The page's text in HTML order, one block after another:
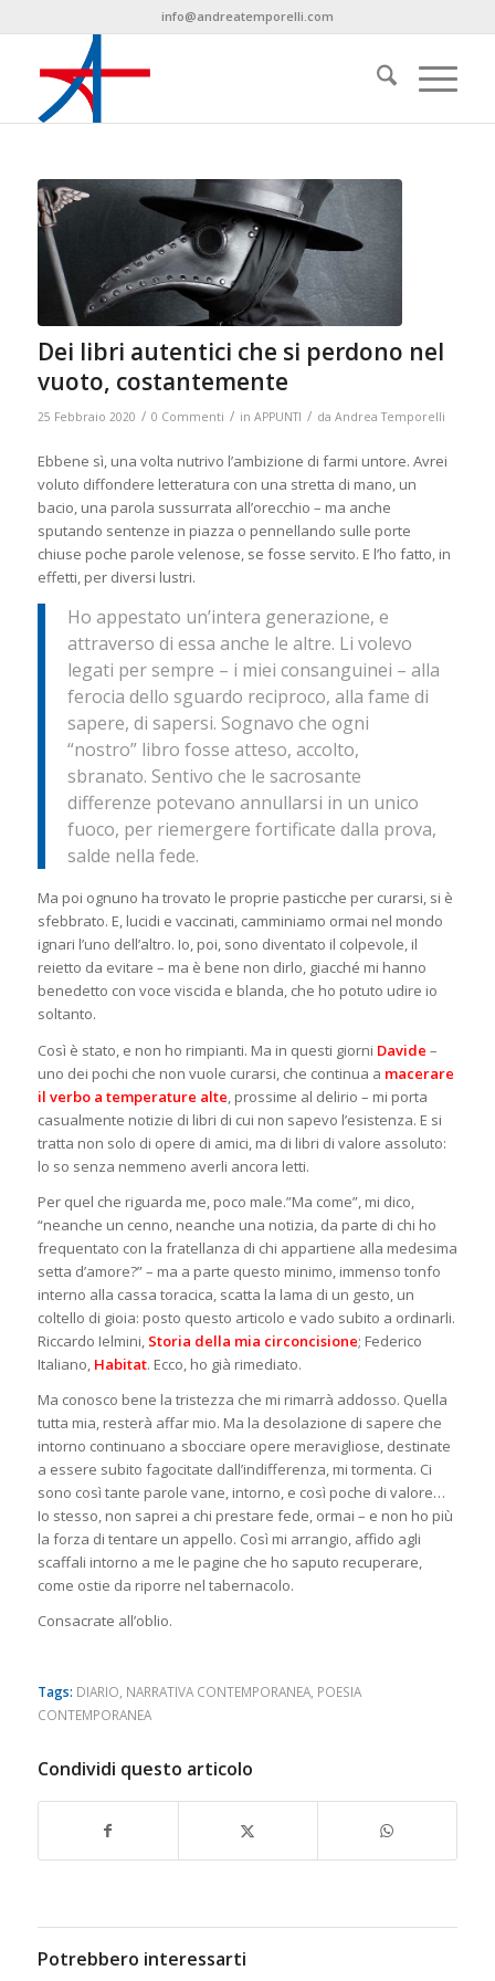
info@andreatemporelli.com
Dei libri autentici che si perdono nel
vuoto, costantemente
25 Febbraio 2020 / 0 Commenti / in APPUNTI / da Andrea Temporelli
Ebbene sì, una volta nutrivo l’ambizione di farmi untore. Avrei
voluto diffondere letteratura con una stretta di mano, un
bacio, una parola sussurrata all’orecchio – ma anche
sputando sentenze in piazza o pennellando sulle porte
chiuse poche parole velenose, se fosse servito. E l’ho fatto, in
effetti, per diversi lustri.
Ho appestato un’intera generazione, e
attraverso di essa anche le altre. Li volevo
legati per sempre – i miei consanguinei – alla
ferocia dello sguardo reciproco, alla fame di
sapere, di sapersi. Sognavo che ogni
“nostro” libro fosse atteso, accolto,
sbranato. Sentivo che le sacrosante
differenze potevano annullarsi in un unico
fuoco, per riemergere fortificate dalla prova,
salde nella fede.
Ma poi ognuno ha trovato le proprie pasticche per curarsi, si è
sfebbrato. E, lucidi e vaccinati, camminiamo ormai nel mondo
ignari l’uno dell’altro. Io, poi, sono diventato il colpevole, il
reietto da evitare – ma è bene non dirlo, giacché mi hanno
benedetto con voce viscida e blanda, che ho potuto udire io
soltanto.
Così è stato, e non ho rimpianti. Ma in questi giorni Davide –
uno dei pochi che non vuole curarsi, che continua a macerare
il verbo a temperature alte , prossime al delirio – mi porta
casualmente notizie di libri di cui non sapevo l’esistenza. E si
tratta non solo di opere di amici, ma di libri di valore assoluto:
lo so senza nemmeno averli ancora letti.
Per quel che riguarda me, poco male.”Ma come”, mi dico,
“neanche un cenno, neanche una notizia, da parte di chi ho
frequentato con la fratellanza di chi appartiene alla medesima
setta d’amore?” – ma a parte questo minimo, immenso tonfo
interno alla cassa toracica, scatta la lama di un gesto, un
coltello di gioia: posto questo articolo e vado subito a ordinarli.
Riccardo Ielmini, Storia della mia circoncisione; Federico
Italiano, Habitat. Ecco, ho già rimediato.
Ma conosco bene la tristezza che mi rimarrà addosso. Quella
tutta mia, resterà affar mio. Ma la desolazione di sapere che
intorno continuano a sbocciare opere meravigliose, destinate
a essere subito fagocitate dall’indifferenza, mi tormenta. Ci
sono così tante parole vane, intorno, e così poche di valore…
Io stesso, non saprei a chi prestare fede, ormai – e non ho più
la forza di tentare un appello. Così mi arrangio, affido agli
scaffali intorno a me le pagine che ho saputo recuperare,
come ostie da riporre nel tabernacolo.
Consacrate all’oblio.
Tags: DIARIO NARRATIVA CONTEMPORANEA, POESIA
CONTEMPORANEA
Condividi questo articolo
Potrebbero interessarti